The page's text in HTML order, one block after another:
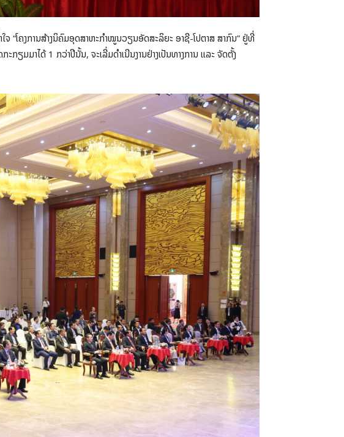
“ໂຄງການສ້າງນິຄົມອຸດສາຫະກໍາໝູນວຽນອັດສະລິຍະ ອາຊີ-ໂປຕາສ ສາກົນ” ຢູ່ທີ່
ຽມມາໄດ້ 1 ກວ່າປີນັ້ນ, ຈະເລີ່ມດໍາເນີນງານຢ່າງເປັນທາງການ ແລະ ຈັດຕັ້ງ